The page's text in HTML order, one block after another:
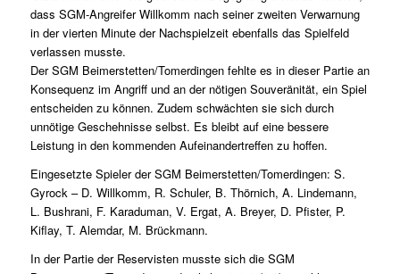
dass SGM-Angreifer Willkomm nach seiner zweiten Verwarnung
in der vierten Minute der Nachspielzeit ebenfalls das Spielfeld
verlassen musste.
Der SGM Beimerstetten/Tomerdingen fehlte es in dieser Partie an
Konsequenz im Angriff und an der nötigen Souveränität, ein Spiel
entscheiden zu können. Zudem schwächten sie sich durch
unnötige Geschehnisse selbst. Es bleibt auf eine bessere
Leistung in den kommenden Aufeinandertreffen zu hoffen.
Eingesetzte Spieler der SGM Beimerstetten/Tomerdingen: S.
Gyrock – D. Willkomm, R. Schuler, B. Thörnich, A. Lindemann,
L. Bushrani, F. Karaduman, V. Ergat, A. Breyer, D. Pfister, P.
Kiflay, T. Alemdar, M. Brückmann.
In der Partie der Reservisten musste sich die SGM